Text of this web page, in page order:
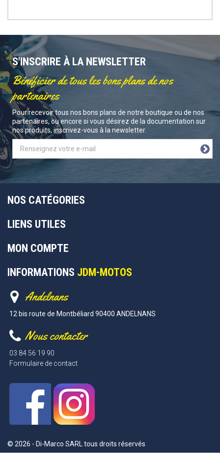
S'INSCRIRE À LA NEWSLETTER
Bénéficier de tous les bons plans de nos
partenaires
Pour recevoir tous nos bons plans de notre boutique ou de nos
partenaires, ou encore si vous désirez de la documentation sur
nos produits, inscrivez-vous à la newsletter.
NOS CATÉGORIES
LIENS UTILES
MON COMPTE
INFORMATIONS JDM-MOTOS
Andelnans
12 bis route de Montbéliard 90400 ANDELNANS
Nous contacter
03 84 56 19 90
Formulaire de contact
© 2026 - Di-Marco SARL tous droits réservés